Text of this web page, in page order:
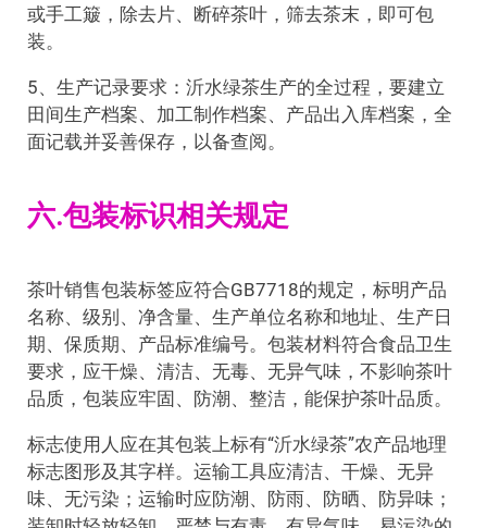
或手工簸，除去片、断碎茶叶，筛去茶末，即可包
装。
5、生产记录要求：沂水绿茶生产的全过程，要建立
田间生产档案、加工制作档案、产品出入库档案，全
面记载并妥善保存，以备查阅。
六.包装标识相关规定
茶叶销售包装标签应符合GB7718的规定，标明产品
名称、级别、净含量、生产单位名称和地址、生产日
期、保质期、产品标准编号。包装材料符合食品卫生
要求，应干燥、清洁、无毒、无异气味，不影响茶叶
品质，包装应牢固、防潮、整洁，能保护茶叶品质。
标志使用人应在其包装上标有“沂水绿茶”农产品地理
标志图形及其字样。运输工具应清洁、干燥、无异
味、无污染；运输时应防潮、防雨、防晒、防异味；